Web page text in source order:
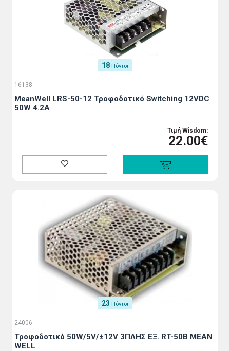
18 Πόντοι
16138
MeanWell LRS-50-12 Τροφοδοτικό Switching 12VDC
50W 4.2A
Τιμή Wisdom:
22.00€
23 Πόντοι
24006
Τροφοδοτικό 50W/5V/±12V 3ΠΛΗΣ ΕΞ. RT-50B MEAN
WELL